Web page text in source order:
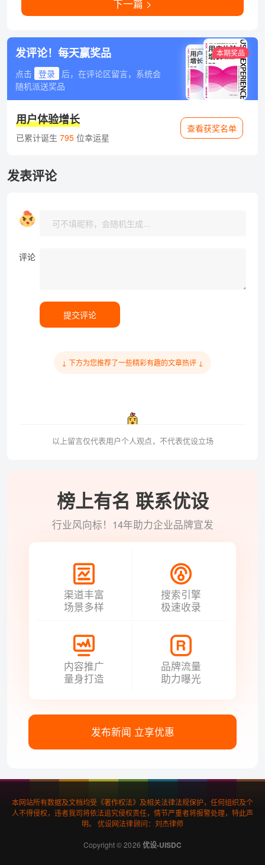
下一篇 >
发评论！每天赢奖品
点击 登录
后，在评论区留言，系统会
随机派送奖品
本期奖品
用户体验增长
已累计诞生 795位幸运星
查看获奖名单
发表评论
评论
提交评论
↓ 下方为您推荐了一些精彩有趣的文章热评 ↓
以上留言仅代表用户个人观点，不代表优设立场
榜上有名 联系优设
行业风向标！14年助力企业品牌宣发
渠道丰富
场景多样
搜索引擎
极速收录
内容推广
量身打造
品牌流量
助力曝光
发布新闻 立享优惠
本网站所有数据及文档均受《著作权法》及相关法律法规保护，任何组织及个
人不得侵权，违者我司将依法追究侵权责任，情节严重者将报警处理，特此声
明。 优设网法律顾问：刘杰律师
Copyright © 2026 优设-UISDC